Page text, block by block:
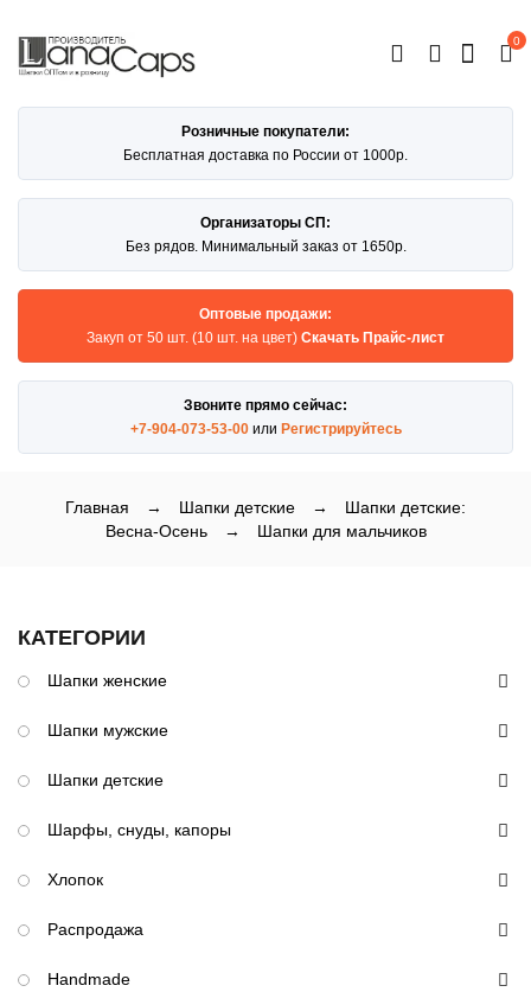
0
КАТАЛОГ
Розничные покупатели:
Бесплатная доставка по России от 1000р.
Организаторы СП:
Без рядов. Минимальный заказ от 1650р.
Оптовые продажи:
Закуп от 50 шт. (10 шт. на цвет) Скачать Прайс-лист
Звоните прямо сейчас:
+7-904-073-53-00или Регистрируйтесь
Главная → Шапки детские →
Шапки детские:
Весна-Осень
→ Шапки для мальчиков
КАТЕГОРИИ
Шапки женские
Шапки мужские
Шапки детские
Шарфы, снуды, капоры
Хлопок
Распродажа
Handmade